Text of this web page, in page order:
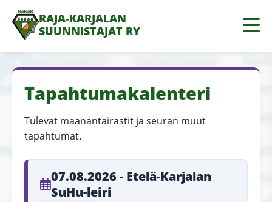
RAJA-KARJALAN
SUUNNISTAJAT RY
Tapahtumakalenteri
Tulevat maanantairastit ja seuran muut
tapahtumat.
07.08.2026 - Etelä-Karjalan
SuHu-leiri